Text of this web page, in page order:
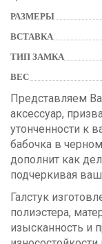
РАЗМЕРЫ
ВСТАВКА
ТИП ЗАМКА
ВЕС
Представляем
аксессуар,
утонченности к
бабочка в
дополнит как
подчеркивая
Галстук
полиэстера,
изысканность и